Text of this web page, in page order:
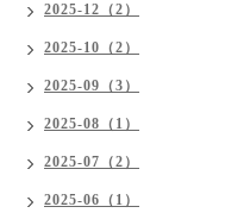
2025-12（2）
2025-10（2）
2025-09（3）
2025-08（1）
2025-07（2）
2025-06（1）